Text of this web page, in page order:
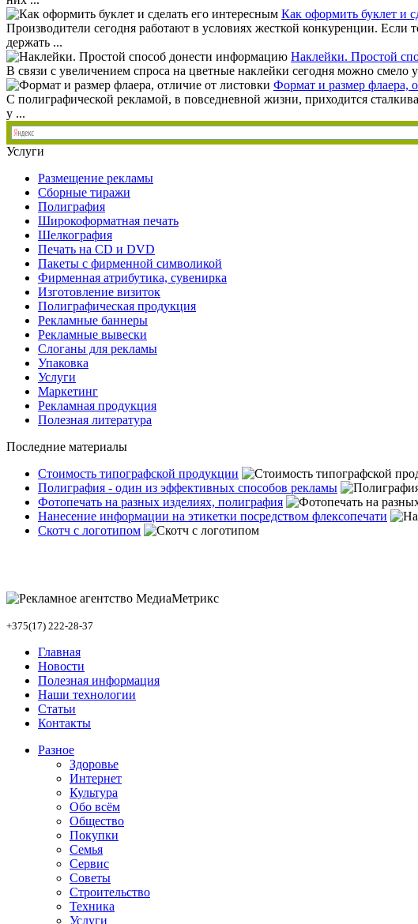
Как оформить буклет и
Производители сегодня работают в условиях жесткой конкуренции.
держать ...
Наклейки. Простой
В связи с увеличением спроса на цветные наклейки сегодня можно
Формат и размер флаера,
С полиграфической рекламой, в повседневной жизни, приходится
у ...
Услуги
Размещение рекламы
Сборные тиражи
Полиграфия
Широкоформатная печать
Шелкография
Печать на СD и DVD
Пакеты с фирменной символикой
Фирменная атрибутика, сувенирка
Изготовление визиток
Полиграфическая продукция
Рекламные баннеры
Рекламные вывески
Слоганы для рекламы
Упаковка
Услуги
Маркетинг
Рекламная продукция
Полезная литература
Последние материалы
Стоимость типографской продукции
Полиграфия - один из эффективных способов рекламы
Фотопечать на разных изделиях, полиграфия
Нанесение информации на этикетки посредством флексопечати
Скотч с логотипом
+375(17) 222-28-37
Главная
Новости
Полезная информация
Наши технологии
Статьи
Контакты
Разное
Здоровье
Интернет
Культура
Обо всём
Общество
Покупки
Семья
Сервис
Советы
Строительство
Техника
Услуги